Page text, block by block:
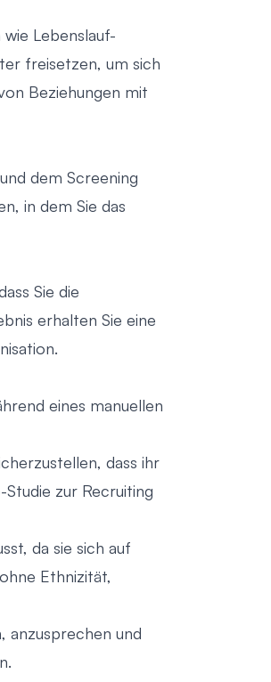
Lebenslauf-
freisetzen, um sich
Beziehungen mit
dem Screening
in dem Sie das
Sie die
erhalten Sie eine
eines manuellen
dass ihr
Studie zur Recruiting
da sie sich auf
Ethnizität,
anzusprechen und